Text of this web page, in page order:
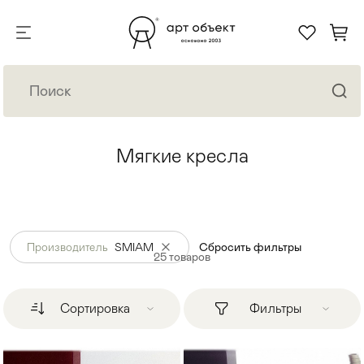
Мягкие кресла
Производитель SMIAM Сбросить фильтры
25товаров
Сортировка Фильтры